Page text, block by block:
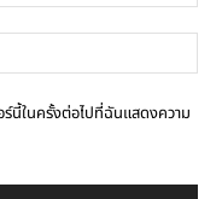
ร์นี้ในครั้งต่อไปที่ฉันแสดงความ